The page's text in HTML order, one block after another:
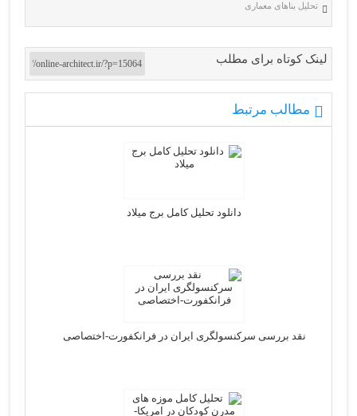
تحلیل بناهای معماری
لینک کوتاه برای مطلب
مطالب مرتبط
دانلود تحلیل کامل برج میلاد
نقد بررسی سرکنسولگری ایران در فرانکفورت-اختصاصی